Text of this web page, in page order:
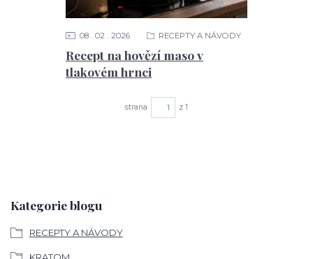
Kategorie blogu
RECEPTY A NÁVODY
KRATOM
Recept na hovězí maso v
tlakovém hrnci
08 02 2026 RECEPTY A NÁVODY
strana z 1